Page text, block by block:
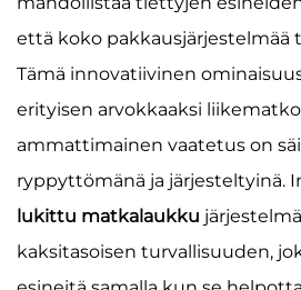
että koko pakkausjärjestelmää
Tämä innovatiivinen
erityisen arvokkaaksi
ammattimainen vaatetus on
ryppyttömänä ja järjesteltyinä.
lukittu matkalaukku
kaksitasoisen turvallisuuden,